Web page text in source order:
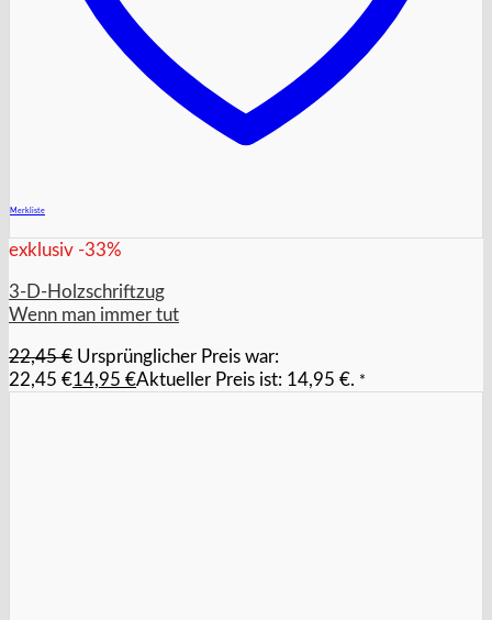
Merkliste
exklusiv -33%
3-D-Holzschriftzug
Wenn man immer tut
22,45€ Ursprünglicher Preis war:
22,45 €14,95 €Aktueller Preis ist: 14,95 €. *